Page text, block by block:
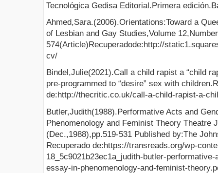
Tecnológica Gedisa Editorial.Primera
Ahmed,Sara.(2006).Orientations:Toward a
of Lesbian and Gay Studies,Volume
574(Article)Recuperadode:http://
cv/
Bindel,Julie(2021).Call a child rapist a “child
pre-programmed to “desire” sex with
de:http://thecritic.co.uk/call-a-child-rapist-a-
Butler,Judith(1988).Performative Acts and
Phenomenology and Feminist Theory Theatre
(Dec.,1988),pp.519-531 Published by:The
Recuperado de:https://transreads.org/wp-
18_5c9021b23ec1a_judith-butler-
essay-in-phenomenology-and-feminist-